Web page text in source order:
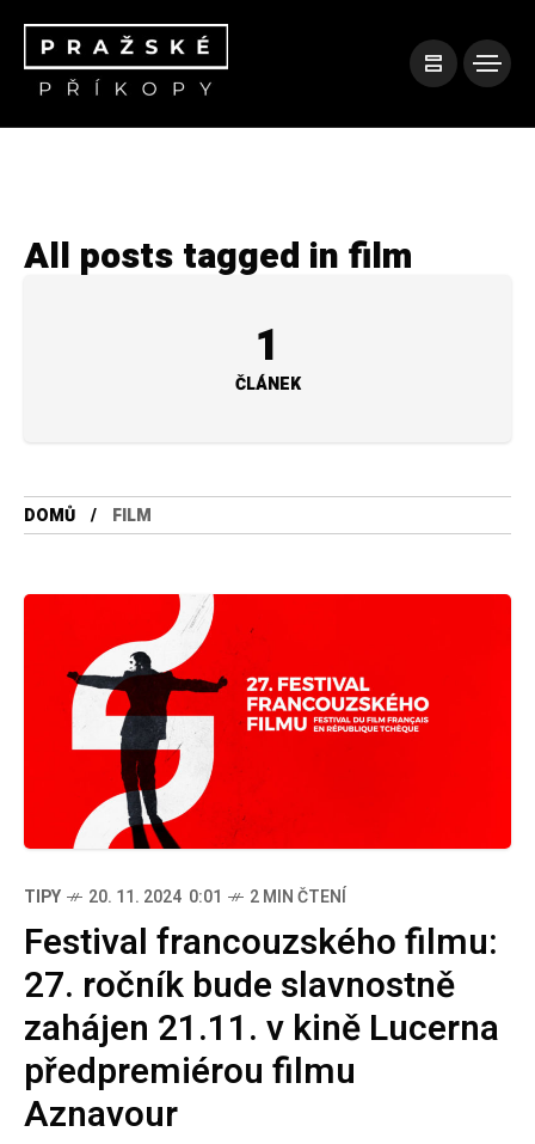
All posts tagged in film
1
ČLÁNEK
DOMŮ FILM
TIPY 20. 11. 2024 0:01 2 MIN ČTENÍ
Festival francouzského filmu:
27. ročník bude slavnostně
zahájen 21.11. v kině Lucerna
předpremiérou filmu
Aznavour